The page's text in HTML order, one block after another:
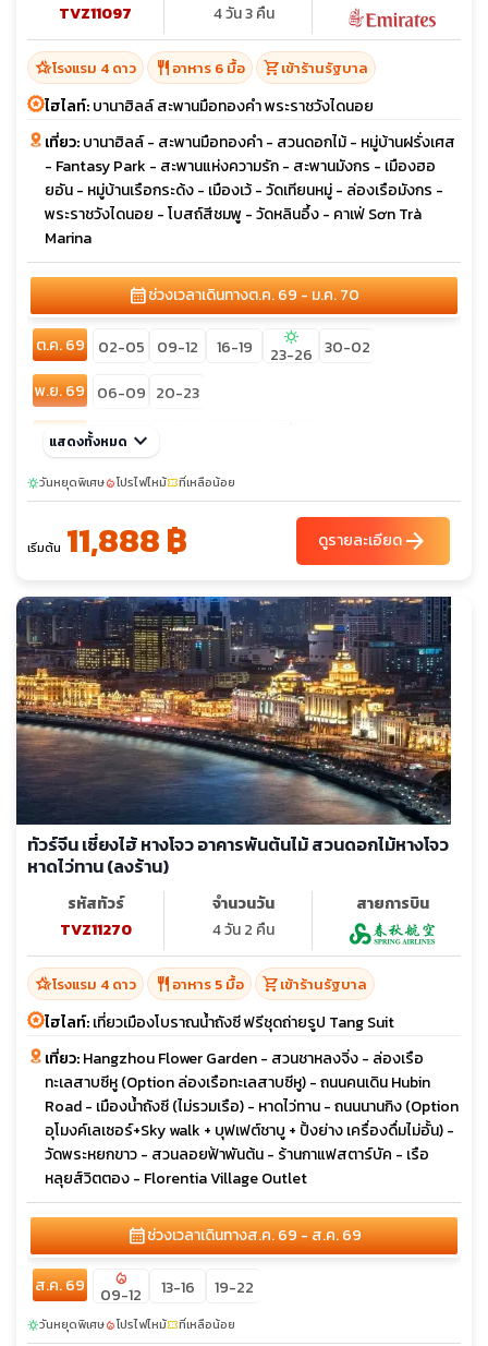
TVZ11097 4 วัน 3 คืน
hotel_classโรงแรม 4 ดาว restaurant อาหาร 6 มื้อ shopping_cartเข้าร้านรัฐบาล
ไฮไลท์:บานาฮิลล์ สะพานมือทองคำ พระราชวังไดนอย
เที่ยว:บานาฮิลล์ - สะพานมือทองคำ - สวนดอกไม้ - หมู่บ้านฝรั่งเศส
- Fantasy Park - สะพานแห่งความรัก - สะพานมังกร - เมืองฮอ
ยอัน - หมู่บ้านเรือกระด้ง - เมืองเว้ - วัดเทียนหมู่ - ล่องเรือมังกร -
พระราชวังไดนอย - โบสถ์สีชมพู - วัดหลินอึ้ง - คาเฟ่ Sơn Trà
Marina
calendar_monthช่วงเวลาเดินทางต.ค. 69 - ม.ค. 70
ต.ค. 69 02-05 09-12 16-19 sunny
23-26 30-02
พ.ย. 69 06-09 20-23
ธ.ค. 69 04-07 sunny
ม.ค. 70
sunny
01-04
แสดงทั้งหมด keyboard_arrow_down
sunnyวันหยุดพิเศษlocal_fire_departmentโปรไฟไหม้confirmation_numberที่เหลือน้อย
เริ่มต้น 11,888 ฿ ดูรายละเอียดarrow_forward
ทัวร์จีน เซี่ยงไฮ้ หางโจว อาคารพันต้นไม้ สวนดอกไม้หางโจว
หาดไว่ทาน (ลงร้าน)
รหัสทัวร์
TVZ11270
จำนวนวัน
4 วัน 2 คืน
สายการบิน
hotel_classโรงแรม 4 ดาว restaurant อาหาร 5 มื้อ shopping_cartเข้าร้านรัฐบาล
ไฮไลท์:เที่ยวเมืองโบราณน้ำถังซี ฟรีชุดถ่ายรูป Tang Suit
เที่ยว:Hangzhou Flower Garden - สวนชาหลงจิ่ง - ล่องเรือ
ทะเลสาบซีหู (Option ล่องเรือทะเลสาบซีหู) - ถนนคนเดิน Hubin
Road - เมืองน้ำถังซี (ไม่รวมเรือ) - หาดไว่ทาน - ถนนนานกิง (Option
อุโมงค์เลเซอร์+Sky walk + บุฟเฟต์ชาบู + ปิ้งย่าง เครื่องดื่มไม่อั้น) -
วัดพระหยกขาว - สวนลอยฟ้าพันต้น - ร้านกาแฟสตาร์บัค - เรือ
หลุยส์วิตตอง - Florentia Village Outlet
calendar_monthช่วงเวลาเดินทางส.ค. 69 - ส.ค. 69
ส.ค. 69 local_fire_department
09-12 13-16 19-22
sunnyวันหยุดพิเศษlocal_fire_departmentโปรไฟไหม้confirmation_numberที่เหลือน้อย